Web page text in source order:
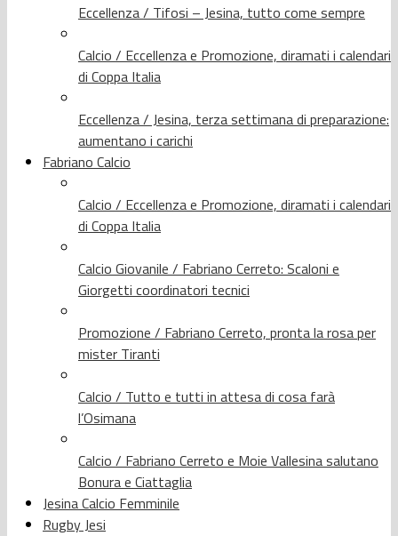
Eccellenza / Tifosi – Jesina, tutto come sempre
Calcio / Eccellenza e Promozione, diramati i calendari
di Coppa Italia
Eccellenza / Jesina, terza settimana di preparazione:
aumentano i carichi
Fabriano Calcio
Calcio / Eccellenza e Promozione, diramati i calendari
di Coppa Italia
Calcio Giovanile / Fabriano Cerreto: Scaloni e
Giorgetti coordinatori tecnici
Promozione / Fabriano Cerreto, pronta la rosa per
mister Tiranti
Calcio / Tutto e tutti in attesa di cosa farà
l’Osimana
Calcio / Fabriano Cerreto e Moie Vallesina salutano
Bonura e Ciattaglia
Jesina Calcio Femminile
Rugby Jesi